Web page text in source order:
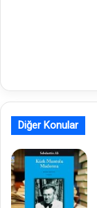
Diğer Konular